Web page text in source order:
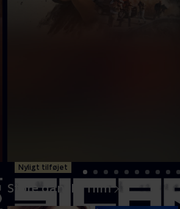
Nyligt tilføjet
Store danske film